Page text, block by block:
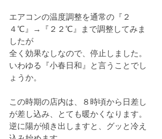
エアコンの温度調整を通常の『２
４℃』→『２２℃』まで調整してみま
したが
全く効果なしなので、停止しました。
いわゆる『小春日和』と言うことでし
ょうか。
この時期の店内は、８時頃から日差し
が差し込み、とても暖かくなります。
逆に陽が傾き出しますと、グッと冷え